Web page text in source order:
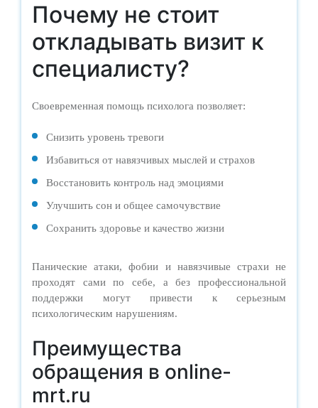
Почему не стоит
откладывать визит к
специалисту?
Своевременная помощь психолога позволяет:
Снизить уровень тревоги
Избавиться от навязчивых мыслей и страхов
Восстановить контроль над эмоциями
Улучшить сон и общее самочувствие
Сохранить здоровье и качество жизни
Панические атаки, фобии и навязчивые страхи не
проходят сами по себе, а без профессиональной
поддержки могут привести к серьезным
психологическим нарушениям.
Преимущества
обращения в online-
mrt.ru